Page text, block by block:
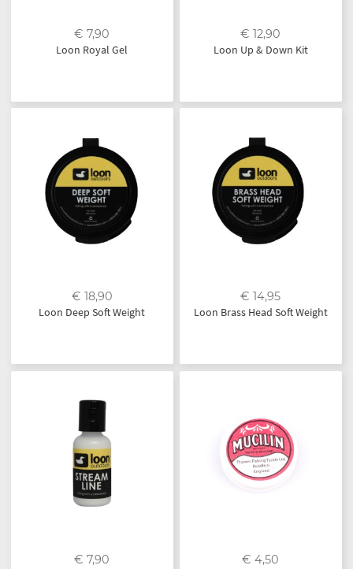
€ 7,90
Loon Royal Gel
€ 12,90
Loon Up & Down Kit
€ 18,90
Loon Deep Soft Weight
€ 14,95
Loon Brass Head Soft Weight
€ 7,90
€ 4,50